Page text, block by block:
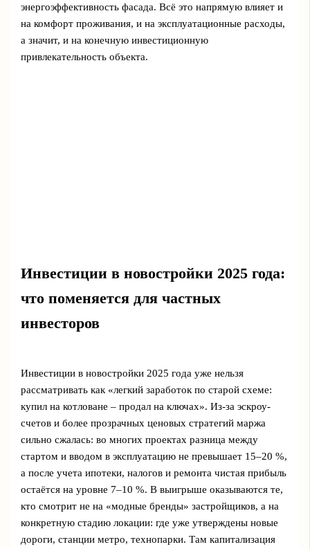
энергоэффективность фасада. Всё это напрямую влияет и
на комфорт проживания, и на эксплуатационные расходы,
а значит, и на конечную инвестиционную
привлекательность объекта.
Инвестиции в новостройки 2025 года:
что поменяется для частных
инвесторов
Инвестиции в новостройки 2025 года уже нельзя
рассматривать как «легкий заработок по старой схеме:
купил на котловане – продал на ключах». Из-за эскроу-
счетов и более прозрачных ценовых стратегий маржа
сильно сжалась: во многих проектах разница между
стартом и вводом в эксплуатацию не превышает 15–20 %,
а после учета ипотеки, налогов и ремонта чистая прибыль
остаётся на уровне 7–10 %. В выигрыше оказываются те,
кто смотрит не на «модные бренды» застройщиков, а на
конкретную стадию локации: где уже утверждены новые
дороги, станции метро, технопарки. Там капитализация